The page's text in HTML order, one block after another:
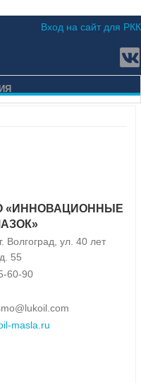
Вход на сайт для РКК
«ИННОВАЦИОННЫЕ
Волгоград, ул. 40 лет
55
60-90
masla.ru